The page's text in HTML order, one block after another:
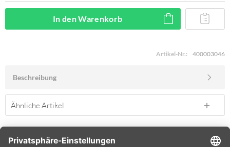
In denWarenkorb
Artikel-Nr.: 400003046
Beschreibung
Ähnliche Artikel
SERVICE HOTLINE